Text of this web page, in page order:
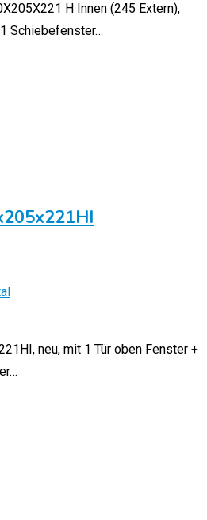
H Innen (245 Extern),
Schiebefenster…
neu, mit 1 Tür oben Fenster +